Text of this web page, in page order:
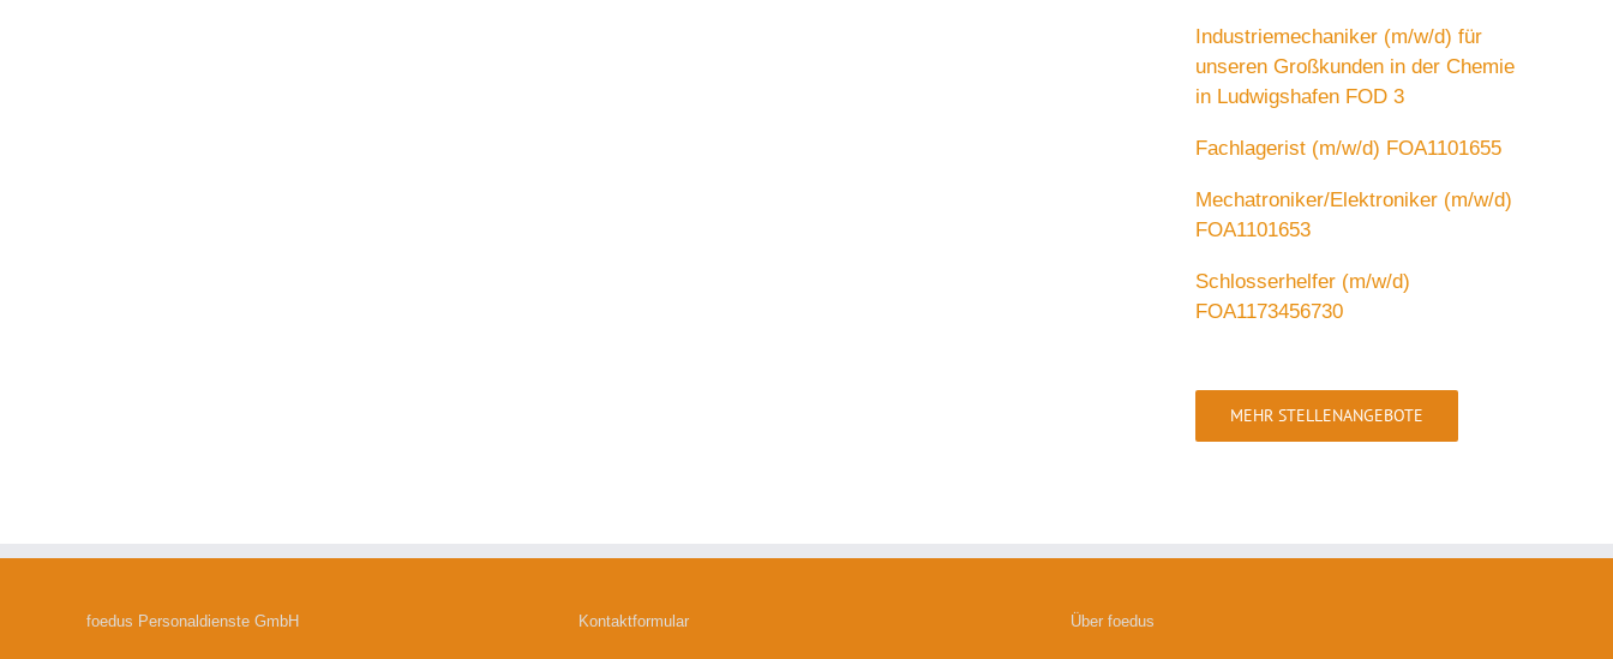
Industriemechaniker (m/w/d) für
unseren Großkunden in der Chemie
in Ludwigshafen FOD 3
Fachlagerist (m/w/d) FOA1101655
Mechatroniker/Elektroniker (m/w/d)
FOA1101653
Schlosserhelfer (m/w/d)
FOA1173456730
MEHR STELLENANGEBOTE
foedus Personaldienste GmbH Kontaktformular Über foedus